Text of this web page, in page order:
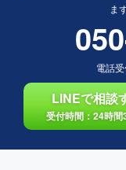
ま
電話受
LINEで相談
受付時間：24時間